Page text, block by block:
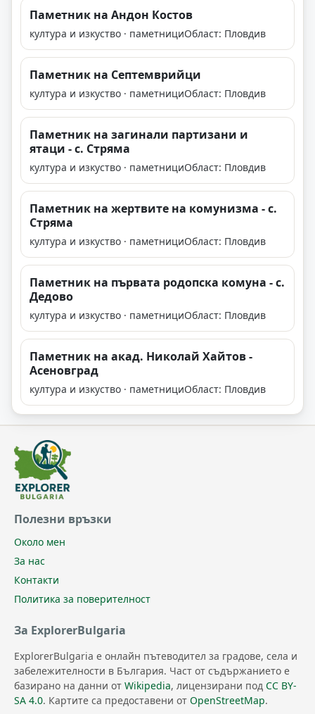
Паметник на Андон Костов
култура и изкуство · паметнициОбласт: Пловдив
Паметник на Септемврийци
култура и изкуство · паметнициОбласт: Пловдив
Паметник на загинали партизани и
ятаци - с. Стряма
култура и изкуство · паметнициОбласт: Пловдив
Паметник на жертвите на комунизма - с.
Стряма
култура и изкуство · паметнициОбласт: Пловдив
Паметник на първата родопска комуна - с.
Дедово
култура и изкуство · паметнициОбласт: Пловдив
Паметник на акад. Николай Хайтов -
Асеновград
култура и изкуство · паметнициОбласт: Пловдив
Полезни връзки
Около мен
За нас
Контакти
Политика за поверителност
За ExplorerBulgaria
ExplorerBulgaria е онлайн пътеводител за градове, села и
забележителности в България. Част от съдържанието е
базирано на данни от Wikipedia, лицензирани под CC BY-
SA 4.0. Картите са предоставени от OpenStreetMap.